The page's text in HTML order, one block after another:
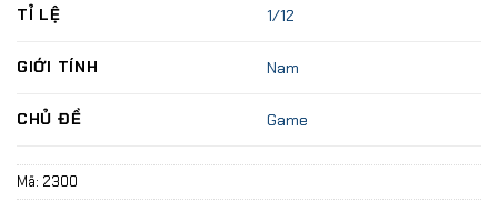
TỈ LỆ 1/12
GIỚI TÍNH Nam
CHỦ ĐỀ Game
Mã: 2300